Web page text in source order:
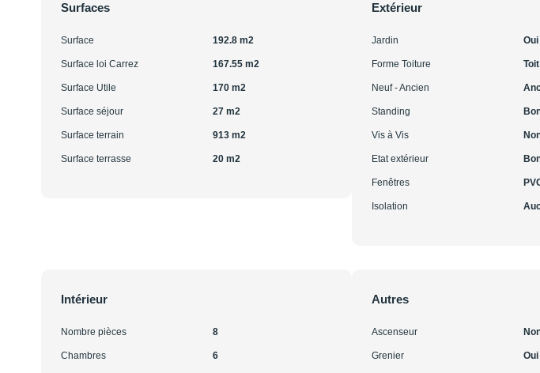
Surfaces
Surface 192.8 m2
Surface loi Carrez 167.55 m2
Surface Utile 170 m2
Surface séjour 27 m2
Surface terrain 913 m2
Surface terrasse 20 m2
Extérieur
Jardin Oui
Forme Toiture
Neuf - Ancien
Standing
Vis à Vis
Etat extérieur
Fenêtres
Isolation
Intérieur
Nombre pièces 8
Chambres 6
Autres
Ascenseur
Grenier Oui